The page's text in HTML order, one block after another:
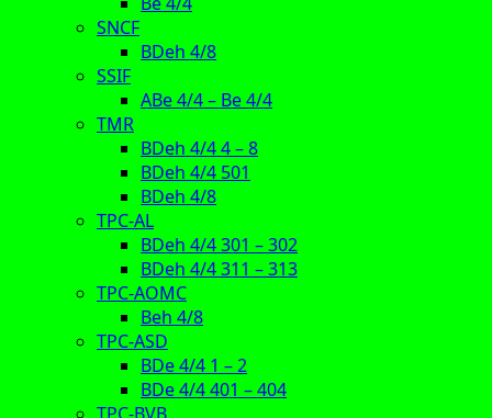
SNCF
BDeh 4/8
SSIF
ABe 4/4 – Be 4/4
TMR
BDeh 4/4 4 – 8
BDeh 4/4 501
BDeh 4/8
TPC-AL
BDeh 4/4 301 – 302
BDeh 4/4 311 – 313
TPC-AOMC
Beh 4/8
TPC-ASD
BDe 4/4 1 – 2
BDe 4/4 401 – 404